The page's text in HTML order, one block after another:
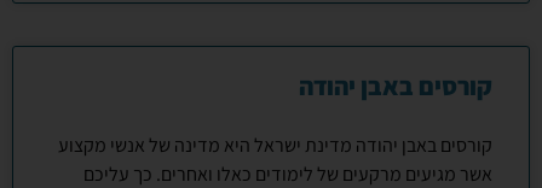
קורסים באבן יהודה
קורסים באבן יהודה מדינת ישראל היא מדינה של אנשי מקצוע
אשר מגיעים מרקעים של לימודים כאלו ואחרים. כך עליכם